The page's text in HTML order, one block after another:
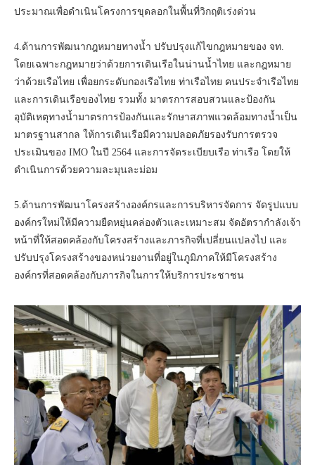
ประมาณเพื่อดำเนินโครงการขุดลอกในพื้นที่วิกฤติเร่งด่วน
4.ด้านการพัฒนากฎหมายทางน้ำ ปรับปรุงแก้ไขกฎหมายของ จท.
โดยเฉพาะกฎหมายว่าด้วยการเดินเรือในน่านน้ำไทย และกฎหมาย
ว่าด้วยเรือไทย เพื่อยกระดับกองเรือไทย ท่าเรือไทย คนประจำเรือไทย
และการเดินเรือของไทย รวมทั้ง มาตรการสอบสวนและป้องกัน
อุบัติเหตุทางน้ำมาตรการป้องกันและรักษาสภาพแวดล้อมทางน้ำเป็น
มาตรฐานสากล ให้การเดินเรือมีความปลอดภัยรองรับการตรวจ
ประเมินของ IMO ในปี 2564 และการจัดระเบียบเรือ ท่าเรือ โดยให้
ดำเนินการด้วยความละมุนละม่อม
5.ด้านการพัฒนาโครงสร้างองค์กรและการบริหารจัดการ จัดรูปแบบ
องค์กรใหม่ให้มีความยืดหยุ่นคล่องตัวและเหมาะสม จัดอัตรากำลังเจ้า
หน้าที่ให้สอดคล้องกับโครงสร้างและภารกิจที่เปลี่ยนแปลงไป และ
ปรับปรุงโครงสร้างของหน่วยงานที่อยู่ในภูมิภาคให้มีโครงสร้าง
องค์กรที่สอดคล้องกับภารกิจในการให้บริการประชาชน